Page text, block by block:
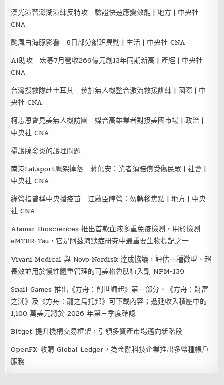
漢光演習澎湖演練反特攻 驗證快速應變效能 | 地方 | 中央社
CNA
颱風白海豚影響 8日部分船班異動 | 生活 | 中央社 CNA
AI助攻 宏碁7月營收269億元創13年同期新高 | 產經 | 中央社
CNA
台灣搜救隊赴土耳其 參加無人機整合激流救援訓練 | 國際 | 中
央社 CNA
柯志恩會見美無人機訪團 媒合高雄業者對接美國市場 | 政治 |
中央社 CNA
攝護腺發炎的護理問題
南港LaLaport鷹架掉落 蔣萬安：業者須賠償受傷民眾 | 社會 |
中央社 CNA
綠營指曾稱中央擋疫苗 江啟臣陣營：勿轉移焦點 | 地方 | 中央
社 CNA
Alamar Biosciences 推出首款血液多重免疫檢測，用於檢測
eMTBR-Tau，它是阿茲海默症研究中最重要生物標記之一
Vivani Medical 與 Novo Nordisk 達成協議，評估一種微型、超
長效並用於慢性體重管理的司美格魯肽植入劑 NPM-139
Snail Games 推出《方舟：創世崛起》第一部分、《方舟：財富
之潮》及《方舟：龍之烏托邦》可下載內容；遞延收入積壓中的
1,100 萬美元將於 2026 年第三季度確認
Bitget 提升機構交易框架，引領多資產市場邁向新階段
OpenFX 收購 Global Ledger，為金融科技企業推出多幣種帳戶
服務